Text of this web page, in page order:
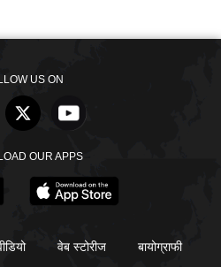
US ON
OUR APPS
वेब स्टोरीज बायोग्राफी